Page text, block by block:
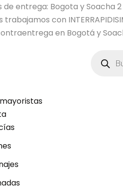
de entrega: Bogota y Soacha
con
en Bogotá y